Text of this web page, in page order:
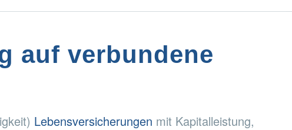
auf verbundene
Lebensversicherungen mit Kapitalleistung,